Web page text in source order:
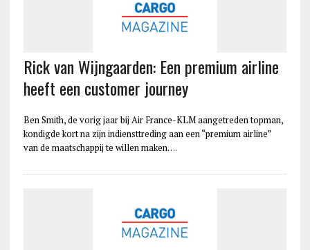
Rick van Wijngaarden: Een premium airline
heeft een customer journey
Ben Smith, de vorig jaar bij Air France-KLM aangetreden topman,
kondigde kort na zijn indiensttreding aan een “premium airline”
van de maatschappij te willen maken….